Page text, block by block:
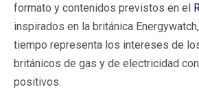
formato y contenidos previstos en el
inspirados en la británica
tiempo representa los intereses de
británicos de gas y de electricidad
positivos.